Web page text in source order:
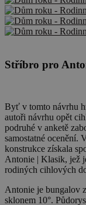
Stříbro pro
Byť v tomto návrhu
autoři návrhu opět
podruhé v anketě
samostatné ocenění.
konstrukce získala
Antonie | Klasik, jež
rodiných cihlových
Antonie je bungalov
sklonem 10°.